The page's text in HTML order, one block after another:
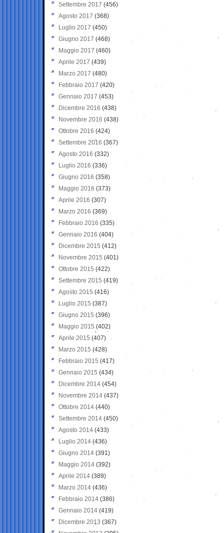
Settembre 2017 (456)
Agosto 2017 (368)
Luglio 2017 (450)
Giugno 2017 (468)
Maggio 2017 (460)
Aprile 2017 (439)
Marzo 2017 (480)
Febbraio 2017 (420)
Gennaio 2017 (453)
Dicembre 2016 (438)
Novembre 2016 (438)
Ottobre 2016 (424)
Settembre 2016 (367)
Agosto 2016 (332)
Luglio 2016 (336)
Giugno 2016 (358)
Maggio 2016 (373)
Aprile 2016 (307)
Marzo 2016 (369)
Febbraio 2016 (335)
Gennaio 2016 (404)
Dicembre 2015 (412)
Novembre 2015 (401)
Ottobre 2015 (422)
Settembre 2015 (419)
Agosto 2015 (416)
Luglio 2015 (387)
Giugno 2015 (396)
Maggio 2015 (402)
Aprile 2015 (407)
Marzo 2015 (428)
Febbraio 2015 (417)
Gennaio 2015 (434)
Dicembre 2014 (454)
Novembre 2014 (437)
Ottobre 2014 (440)
Settembre 2014 (450)
Agosto 2014 (433)
Luglio 2014 (436)
Giugno 2014 (391)
Maggio 2014 (392)
Aprile 2014 (389)
Marzo 2014 (436)
Febbraio 2014 (386)
Gennaio 2014 (419)
Dicembre 2013 (367)